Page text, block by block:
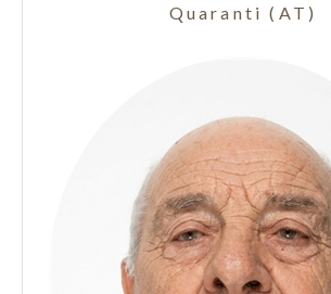
Quaranti (AT)